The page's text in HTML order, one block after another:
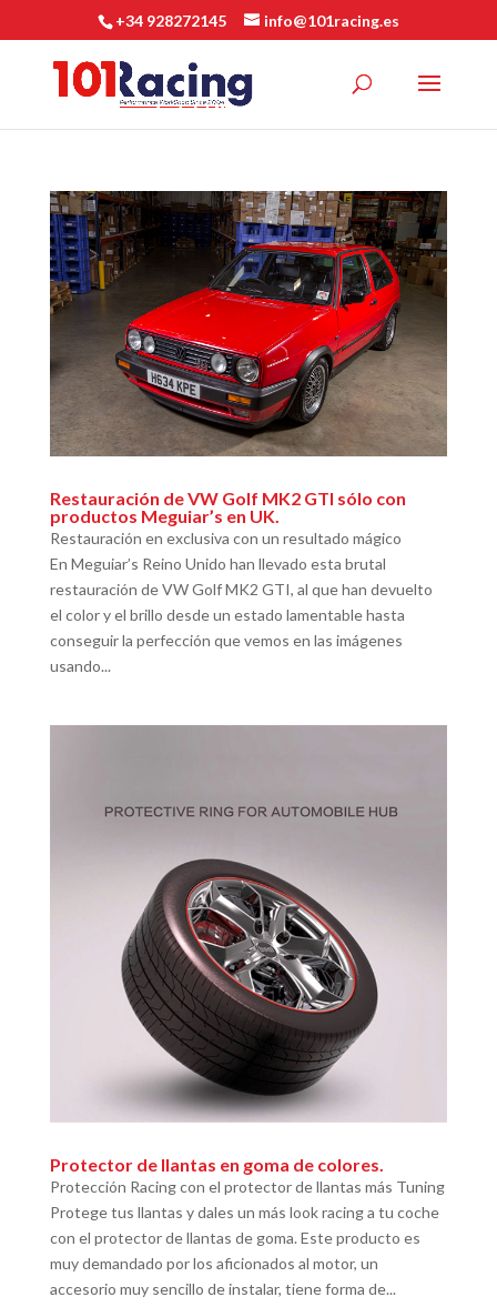
+34 928272145 info@101racing.es
Restauración de VW Golf MK2 GTI sólo con
productos Meguiar’s en UK.
Restauración en exclusiva con un resultado mágico
En Meguiar’s Reino Unido han llevado esta brutal
restauración de VW Golf MK2 GTI, al que han devuelto
el color y el brillo desde un estado lamentable hasta
conseguir la perfección que vemos en las imágenes
usando...
Protector de llantas en goma de colores.
Protección Racing con el protector de llantas más Tuning
Protege tus llantas y dales un más look racing a tu coche
con el protector de llantas de goma. Este producto es
muy demandado por los aficionados al motor, un
accesorio muy sencillo de instalar, tiene forma de...